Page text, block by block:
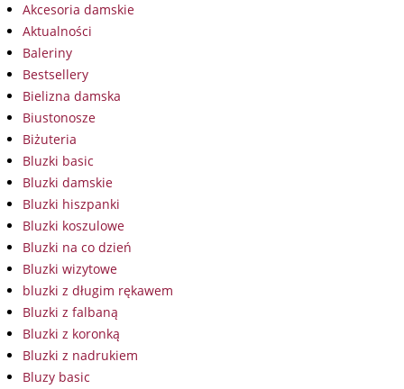
Akcesoria damskie
Aktualności
Baleriny
Bestsellery
Bielizna damska
Biustonosze
Biżuteria
Bluzki basic
Bluzki damskie
Bluzki hiszpanki
Bluzki koszulowe
Bluzki na co dzień
Bluzki wizytowe
bluzki z długim rękawem
Bluzki z falbaną
Bluzki z koronką
Bluzki z nadrukiem
Bluzy basic